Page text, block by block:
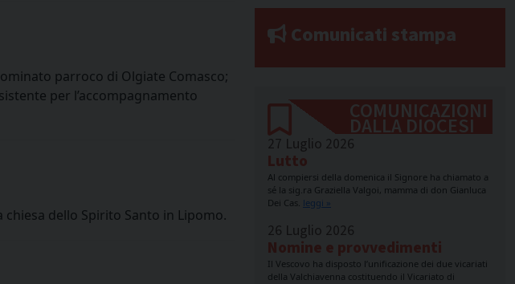
parroco di Olgiate Comasco;
per l’accompagnamento
dello Spirito Santo in Lipomo.
Comunicati stampa
COMUNICAZIONI
DALLA DIOCESI
27 Luglio 2026
Lutto
Al compiersi della domenica il Signore ha chiamato a
sé la sig.ra Graziella Valgoi, mamma di don Gianluca
Dei Cas. leggi »
26 Luglio 2026
Nomine e provvedimenti
Il Vescovo ha disposto l’unificazione dei due vicariati
della Valchiavenna costituendo il Vicariato di